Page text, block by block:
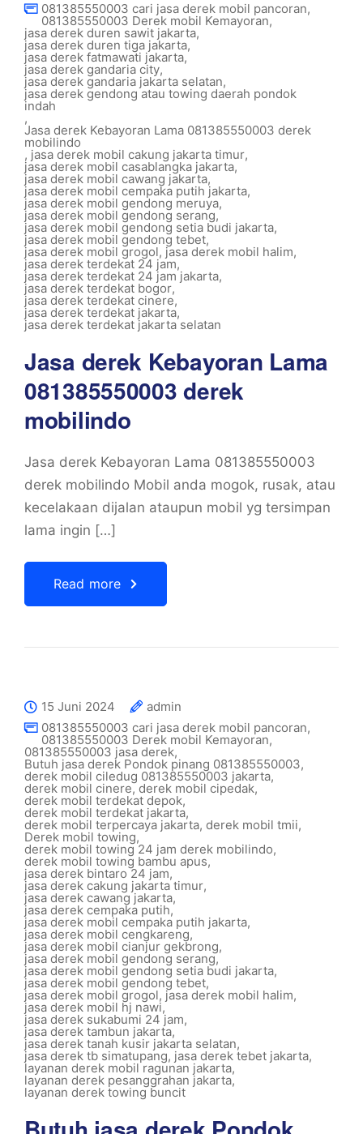
081385550003 cari jasa derek mobil pancoran,
081385550003 Derek mobil Kemayoran,
jasa derek duren sawit jakarta,
jasa derek duren tiga jakarta,
jasa derek fatmawati jakarta,
jasa derek gandaria city,
jasa derek gandaria jakarta selatan,
jasa derek gendong atau towing daerah pondok
indah
,
Jasa derek Kebayoran Lama 081385550003 derek
mobilindo
, jasa derek mobil cakung jakarta timur,
jasa derek mobil casablangka jakarta,
jasa derek mobil cawang jakarta,
jasa derek mobil cempaka putih jakarta,
jasa derek mobil gendong meruya,
jasa derek mobil gendong serang,
jasa derek mobil gendong setia budi jakarta,
jasa derek mobil gendong tebet,
jasa derek mobil grogol, jasa derek mobil halim,
jasa derek terdekat 24 jam,
jasa derek terdekat 24 jam jakarta,
jasa derek terdekat bogor,
jasa derek terdekat cinere,
jasa derek terdekat jakarta,
jasa derek terdekat jakarta selatan
Jasa derek Kebayoran Lama
081385550003 derek
mobilindo
Jasa derek Kebayoran Lama 081385550003
derek mobilindo Mobil anda mogok, rusak, atau
kecelakaan dijalan ataupun mobil yg tersimpan
lama ingin […]
Read more
15 Juni 2024
admin
081385550003 cari jasa derek mobil pancoran,
081385550003 Derek mobil Kemayoran,
081385550003 jasa derek,
Butuh jasa derek Pondok pinang 081385550003,
derek mobil ciledug 081385550003 jakarta,
derek mobil cinere,derek mobil cipedak,
derek mobil terdekat depok,
derek mobil terdekat jakarta,
derek mobil terpercaya jakarta, derek mobil tmii,
Derek mobil towing,
derek mobil towing 24 jam derek mobilindo,
derek mobil towing bambu apus,
jasa derek bintaro 24 jam,
jasa derek cakung jakarta timur,
jasa derek cawang jakarta,
jasa derek cempaka putih,
jasa derek mobil cempaka putih jakarta,
jasa derek mobil cengkareng,
jasa derek mobil cianjur gekbrong,
jasa derek mobil gendong serang,
jasa derek mobil gendong setia budi jakarta,
jasa derek mobil gendong tebet,
jasa derek mobil grogol, jasa derek mobil halim,
jasa derek mobil hj nawi,
jasa derek sukabumi 24 jam,
jasa derek tambun jakarta,
jasa derek tanah kusir jakarta selatan,
jasa derek tb simatupang, jasa derek tebet jakarta,
layanan derek mobil ragunan jakarta,
layanan derek pesanggrahan jakarta,
layanan derek towing buncit